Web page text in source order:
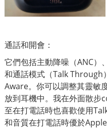
通話和開會：
它們包括主動降噪（ANC）
和通話模式（Talk
Aware。你可以調整其靈敏
放到耳機中。我在外面散步
至在打電話時也喜歡使用
和音質在打電話時優於